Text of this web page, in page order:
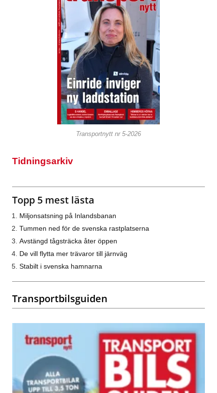
Transportnytt nr 5-2026
Tidningsarkiv
Topp 5 mest lästa
Miljonsatsning på Inlandsbanan
Tummen ned för de svenska rastplatserna
Avstängd tågsträcka åter öppen
De vill flytta mer trävaror till järnväg
Stabilt i svenska hamnarna
Transportbilsguiden